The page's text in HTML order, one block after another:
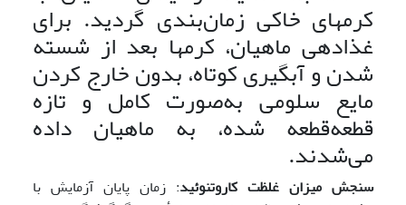
کرمهای خاکی زمان‌بندی گردید. برای
غذادهی ماهیان، کرمها بعد از شسته
شدن و آبگیری کوتاه، بدون خارج کردن
مایع سلومی به‌صورت کامل و تازه
قطعه‌قطعه شده، به ماهیان داده
می‌شدند.
سنجش میزان غلظت کاروتنوئید: زمان پایان آزمایش با